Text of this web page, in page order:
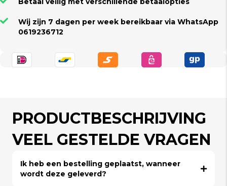
Wij zijn 7 dagen per week bereikbaar via WhatsApp
0619236712
PRODUCTBESCHRIJVING
VEEL GESTELDE VRAGEN
Ik heb een bestelling geplaatst, wanneer
wordt deze geleverd?